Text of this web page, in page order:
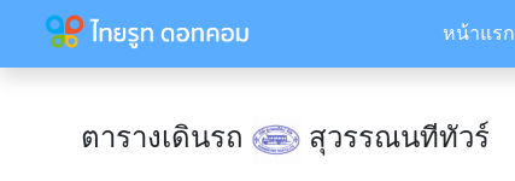
หน้าแรก
ตารางเดินรถ สุวรรณนทีทัวร์